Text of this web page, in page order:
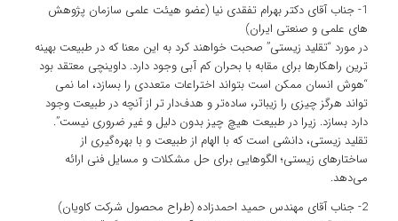
1- جناب آقای دکتر بهرام تفقدی نیا (عضو هیئت علمی سازمان پژوهش
های علمی و صنعتی ایران)
در مورد “تقلید زیستی” صحبت خواهند کرد به این معنا که در طبیعت بهینه
ترین راهکارها برای مقابه با بحران کم آبی وجود دارد. داوینچی معتقد بود
“هوش انسان ممکن است بتواند اختراعات متعددی را بسازد، اما نمی
تواند هرگز چیزی را زیباتر، ساده‌تر و هدف‌دار تر از آنچه در طبیعت وجود
دارد بسازد. زیرا در طبیعت هیچ چیز بدون دلیل و غیر ضروری نیست”.
تقلید زیستی، دانشی است که با الهام از طبیعت و با بهره‌گیری از
ساختارهای زیستی؛ الگوهایی برای حل مشکلات و مسایل فنی ارائه
می‌دهد.
2- جناب آقای مهندس حمید احمدزاده (طراح محصول شرکت کاویان)